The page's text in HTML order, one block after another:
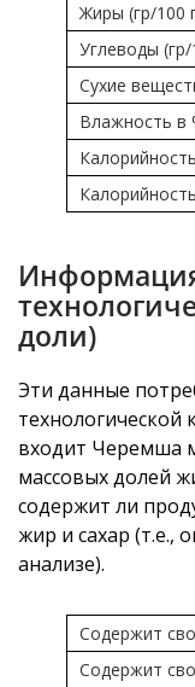
Жиры (гр/100
Углеводы (гр/
Сухие
Влажность в
доли)
Эти данные
технологической
входит Черемша
массовых долей
содержит ли
жир и сахар (т.е.,
анализе).
Содержит
Содержит